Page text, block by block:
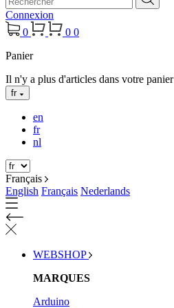
Connexion
0
0 0
Panier
Il n'y a plus d'articles dans votre panier
fr
en
fr
nl
Français
English Français Nederlands
WEBSHOP
MARQUES
Arduino